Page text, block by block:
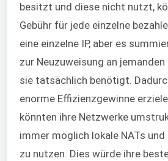
besitzt und diese nicht nutzt,
Gebühr für jede einzelne
eine einzelne IP, aber es
zur Neuzuweisung an
sie tatsächlich benötigt.
enorme Effizienzgewinne
könnten ihre Netzwerke
immer möglich lokale NATs und
zu nutzen. Dies würde ihre